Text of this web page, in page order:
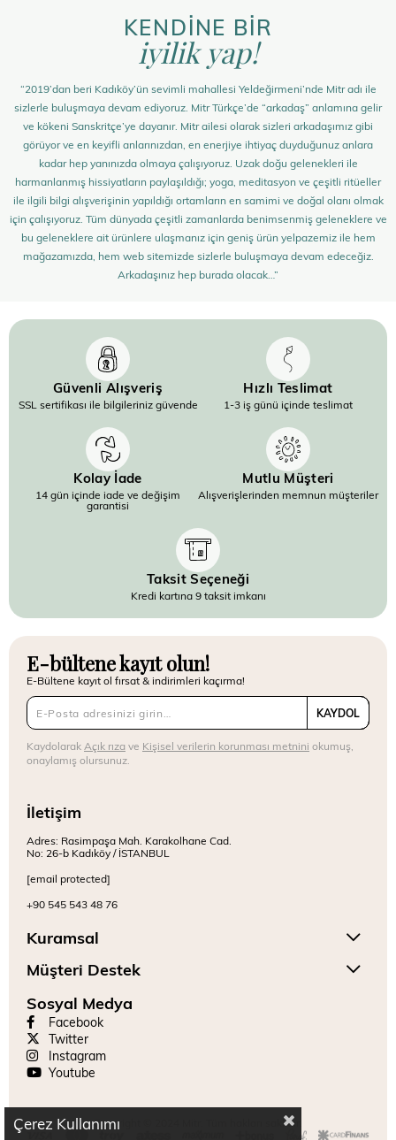
KENDİNE BİR
iyilik yap!
“2019’dan beri Kadıköy’ün sevimli mahallesi Yeldeğirmeni’nde Mitr adı ile
sizlerle buluşmaya devam ediyoruz. Mitr Türkçe’de “arkadaş” anlamına gelir
ve kökeni Sanskritçe’ye dayanır. Mitr ailesi olarak sizleri arkadaşımız gibi
görüyor ve en keyifli anlarınızdan, en enerjiye ihtiyaç duyduğunuz anlara
kadar hep yanınızda olmaya çalışıyoruz. Uzak doğu gelenekleri ile
harmanlanmış hissiyatların paylaşıldığı; yoga, meditasyon ve çeşitli ritüeller
ile ilgili bilgi alışverişinin yapıldığı ortamların en samimi ve doğal olanı olmak
için çalışıyoruz. Tüm dünyada çeşitli zamanlarda benimsenmiş geleneklere ve
bu geleneklere ait ürünlere ulaşmanız için geniş ürün yelpazemiz ile hem
mağazamızda, hem web sitemizde sizlerle buluşmaya devam edeceğiz.
Arkadaşınız hep burada olacak…”
Güvenli Alışveriş
SSL sertifikası ile bilgileriniz güvende
Hızlı Teslimat
1-3 iş günü içinde teslimat
Kolay İade
14 gün içinde iade ve değişim
garantisi
Mutlu Müşteri
Alışverişlerinden memnun müşteriler
Taksit Seçeneği
Kredi kartına 9 taksit imkanı
E-bültene kayıt olun!
E-Bültene kayıt ol fırsat & indirimleri kaçırma!
KAYDOL
Kaydolarak Açık rızave Kişisel verilerin korunması metnini okumuş,
onaylamış olursunuz.
İletişim
Adres: Rasimpaşa Mah. Karakolhane Cad.
No: 26-b Kadıköy / İSTANBUL
[email protected]
+90 545 543 48 76
Kuramsal
Müşteri Destek
Sosyal Medya
Facebook
Twitter
Instagram
Youtube
Copyright © 2024 Mitr. Tüm hakları saklıdır.
Çerez Kullanımı